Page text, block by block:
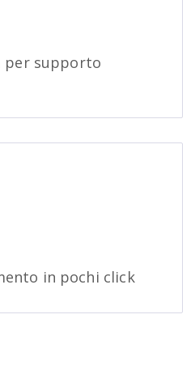
per supporto
in pochi click